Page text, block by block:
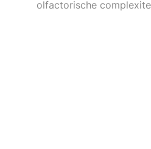
olfactorische